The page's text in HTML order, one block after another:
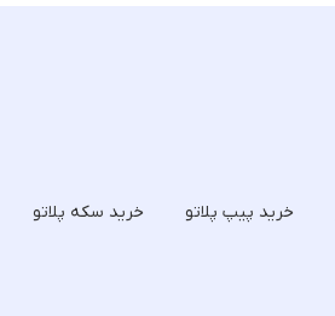
خرید پیپ پلاتو خرید سکه پلاتو